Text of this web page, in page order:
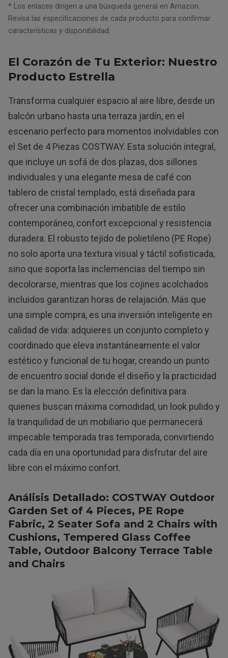
* Los enlaces dirigen a una búsqueda general en Amazon.
Revisa las especificaciones de cada producto para confirmar
características y disponibilidad.
El Corazón de Tu Exterior: Nuestro
Producto Estrella
Transforma cualquier espacio al aire libre, desde un
balcón urbano hasta una terraza jardín, en el
escenario perfecto para momentos inolvidables con
el Set de 4 Piezas COSTWAY. Esta solución integral,
que incluye un sofá de dos plazas, dos sillones
individuales y una elegante mesa de café con
tablero de cristal templado, está diseñada para
ofrecer una combinación imbatible de estilo
contemporáneo, confort excepcional y resistencia
duradera. El robusto tejido de polietileno (PE Rope)
no solo aporta una textura visual y táctil sofisticada,
sino que soporta las inclemencias del tiempo sin
decolorarse, mientras que los cojines acolchados
incluidos garantizan horas de relajación. Más que
una simple compra, es una inversión inteligente en
calidad de vida: adquieres un conjunto completo y
coordinado que eleva instantáneamente el valor
estético y funcional de tu hogar, creando un punto
de encuentro social donde el diseño y la practicidad
se dan la mano. Es la elección definitiva para
quienes buscan máxima comodidad, un look pulido y
la tranquilidad de un mobiliario que permanecerá
impecable temporada tras temporada, convirtiendo
cada día en una oportunidad para disfrutar del aire
libre con el máximo confort.
Análisis Detallado: COSTWAY Outdoor
Garden Set of 4 Pieces, PE Rope
Fabric, 2 Seater Sofa and 2 Chairs with
Cushions, Tempered Glass Coffee
Table, Outdoor Balcony Terrace Table
and Chairs